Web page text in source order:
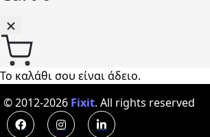
Το καλάθι σου είναι άδειο.
© 2012-2026 Fixit. All rights reserved